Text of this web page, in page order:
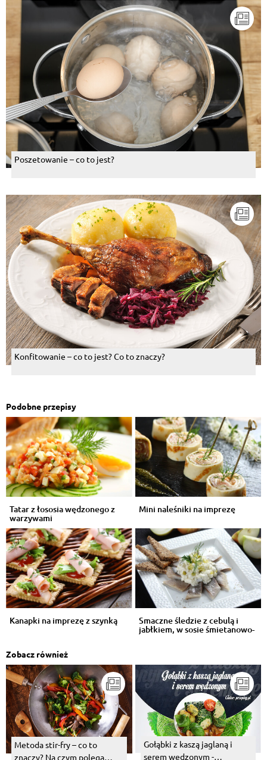
Poszetowanie – co to jest?
Konfitowanie – co to jest? Co to znaczy?
Podobne przepisy
Tatar z łososia wędzonego z
warzywami
Mini naleśniki na imprezę
Kanapki na imprezę z szynką Smaczne śledzie z cebulą i
jabłkiem, w sosie śmietanowo-
Zobacz również
Metoda stir-fry – co to
znaczy? Na czym polega
Gołąbki z kaszą jaglaną i
serem wędzonym -